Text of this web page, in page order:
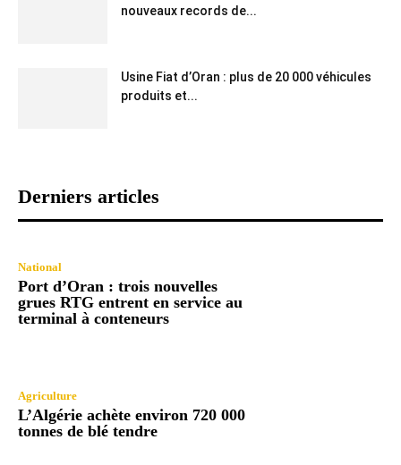
nouveaux records de...
Usine Fiat d’Oran : plus de 20 000 véhicules
produits et...
Derniers articles
National
Port d’Oran : trois nouvelles
grues RTG entrent en service au
terminal à conteneurs
Agriculture
L’Algérie achète environ 720 000
tonnes de blé tendre